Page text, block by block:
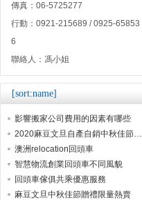
傳真：06-5725277
行動：0921-215689 / 0925-65853
6
聯絡人：馮小姐
[sort:name]
影響搬家公司費用的因素有哪些
2020麻豆文旦自產自銷中秋佳節贈禮首選
澳洲relocation回頭車
智慧物流創業回頭車不同風貌
回頭車傢俱共乘優惠服務
麻豆文旦中秋佳節贈禮限量熱賣